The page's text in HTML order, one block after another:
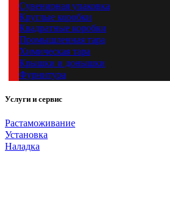
Сувенирная упаковка
Круглые коробки
Квадратные коробки
Промышленная тара
Химическая тара
Крышки и донышки
Фурнитура
Услуги и сервис
Растаможивание
Установка
Наладка